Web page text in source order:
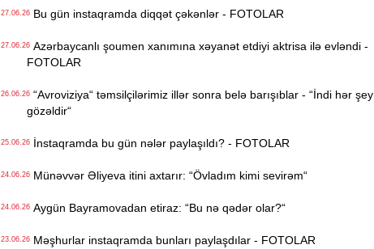
27.06.26Bu gün instaqramda diqqət çəkənlər - FOTOLAR
27.06.26Azərbaycanlı şoumen xanımına xəyanət etdiyi aktrisa ilə evləndi -
FOTOLAR
26.06.26“Avroviziya“ təmsilçilərimiz illər sonra belə barışıblar - “İndi hər şey
gözəldir“
25.06.26İnstaqramda bu gün nələr paylaşıldı? - FOTOLAR
24.06.26Münəvvər Əliyeva itini axtarır: “Övladım kimi sevirəm“
24.06.26Aygün Bayramovadan etiraz: “Bu nə qədər olar?“
23.06.26Məşhurlar instaqramda bunları paylaşdılar - FOTOLAR